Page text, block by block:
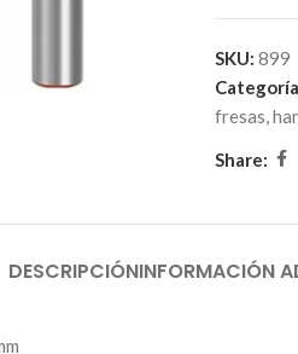
SKU: 899
fresas,
Share:
DESCRIPCIÓNINFORMACIÓN